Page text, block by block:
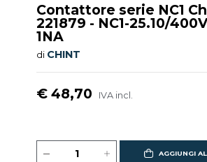
Contattore serie NC1
221879 - NC1-25.10/
1NA
di CHINT
€ 48,70 IVA incl.
AGGIUNGI